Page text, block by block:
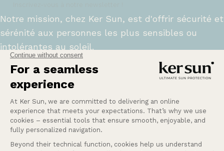
Notre mission, chez Ker Sun, est d'offrir sécurité et
sérénité aux personnes les plus sensibles ou
intolérantes au soleil.
En savoir plus
Une Question ?
Nos services
Entreprise